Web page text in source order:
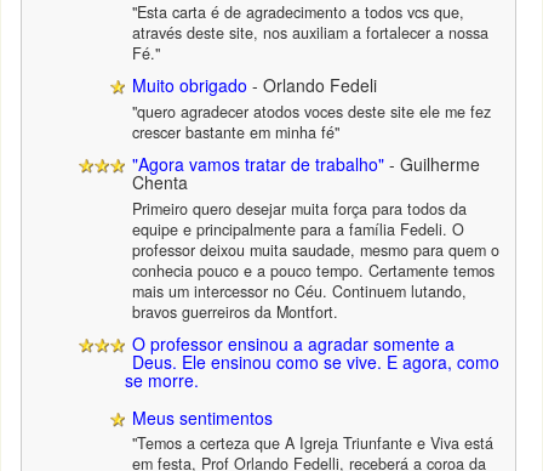
"Esta carta é de agradecimento a todos vcs que,
através deste site, nos auxiliam a fortalecer a nossa
Fé."
Muito obrigado - Orlando Fedeli
"quero agradecer atodos voces deste site ele me fez
crescer bastante em minha fé"
"Agora vamos tratar de trabalho" - Guilherme
Chenta
Primeiro quero desejar muita força para todos da
equipe e principalmente para a família Fedeli. O
professor deixou muita saudade, mesmo para quem o
conhecia pouco e a pouco tempo. Certamente temos
mais um intercessor no Céu. Continuem lutando,
bravos guerreiros da Montfort.
O professor ensinou a agradar somente a
Deus. Ele ensinou como se vive. E agora, como
se morre.
Meus sentimentos
"Temos a certeza que A Igreja Triunfante e Viva está
em festa, Prof Orlando Fedelli, receberá a coroa da